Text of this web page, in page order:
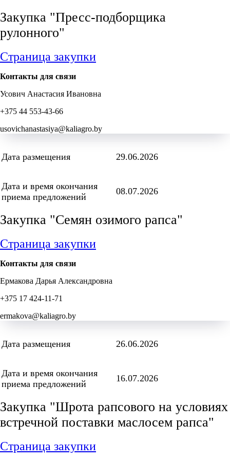
Закупка "Пресс-подборщика
рулонного"
Страница закупки
Контакты для связи
Усович Анастасия Ивановна
+375 44 553-43-66
usovichanastasiya@kaliagro.by
Дата размещения 29.06.2026
Дата и время окончания
приема предложений
08.07.2026
Закупка "Семян озимого рапса"
Страница закупки
Контакты для связи
Ермакова Дарья Александровна
+375 17 424-11-71
ermakova@kaliagro.by
Дата размещения 26.06.2026
Дата и время окончания
приема предложений
16.07.2026
Закупка "Шрота рапсового на условиях
встречной поставки маслосем рапса"
Страница закупки